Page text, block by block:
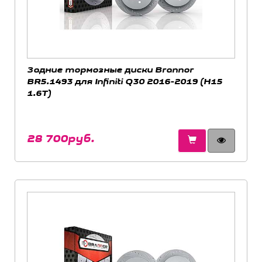
Задние тормозные диски Brannor
BR5.1493 для Infiniti Q30 2016-2019 (H15
1.6T)
28 700руб.